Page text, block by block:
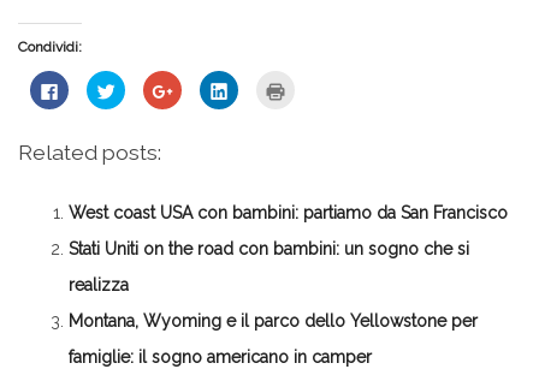
Condividi:
Fai
clic
su
Facebook
in
una
finestra)
Fai
clic
condividere
su
in
nuova
finestra)
Fai
clic
apre
in
nuova
finestra)
Fai
clic
apre
in
nuova
finestra)
una
nuova
Related posts:
West coast USA con bambini: partiamo da San Francisco
Stati Uniti on the road con bambini: un sogno che si
realizza
Montana, Wyoming e il parco dello Yellowstone per
famiglie: il sogno americano in camper